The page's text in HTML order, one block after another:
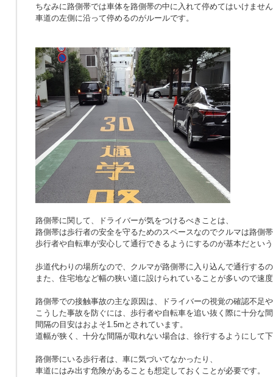
ちなみに路側帯では車体を路側帯の中に入れて停めてはいけませ
車道の左側に沿って停めるのがルールです。
路側帯に関して、ドライバーが気をつけるべきことは、
路側帯は歩行者の安全を守るためのスペースなのでクルマは路側
歩行者や自転車が安心して通行できるようにするのが基本だとい
歩道代わりの場所なので、クルマが路側帯に入り込んで通行する
また、住宅地など幅の狭い道に設けられていることが多いので速
路側帯での接触事故の主な原因は、ドライバーの視覚の確認不足
こうした事故を防ぐには、歩行者や自転車を追い抜く際に十分な
間隔の目安はおよそ1.5mとされています。
道幅が狭く、十分な間隔が取れない場合は、徐行するようにして
路側帯にいる歩行者は、車に気づいてなかったり、
車道にはみ出す危険があることも想定しておくことが必要です。